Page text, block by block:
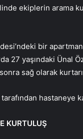
ekiplerin arama
bir
27 yaşındaki Ünal
sağ olarak
hastaneye
KURTULUŞ